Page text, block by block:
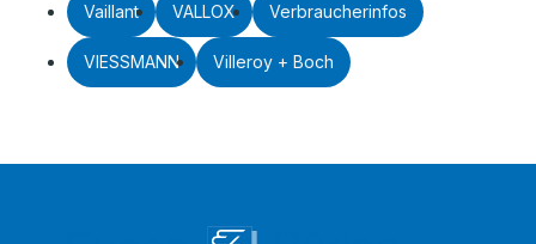
Vaillant VALLOX Verbraucherinfos
VIESSMANN Villeroy + Boch